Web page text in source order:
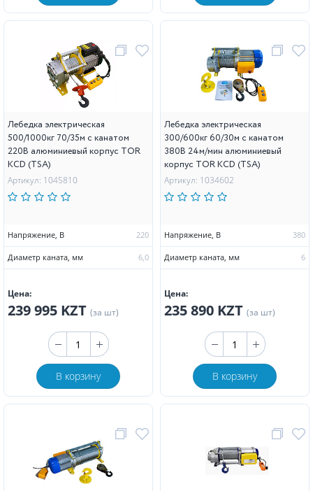
Лебедка электрическая
500/1000кг 70/35м с канатом
220В алюминиевый корпус TOR
KCD (TSA)
Артикул: 1045810
Напряжение, В 220
Диаметр каната, мм 6,0
Цена:
239 995 KZT (за шт)
В корзину
Лебедка электрическая
300/600кг 60/30м с канатом
380В 24м/мин алюминиевый
корпус TOR KCD (TSA)
Артикул: 1034602
Напряжение, В 380
Диаметр каната, мм 6
Цена:
235 890 KZT (за шт)
В корзину